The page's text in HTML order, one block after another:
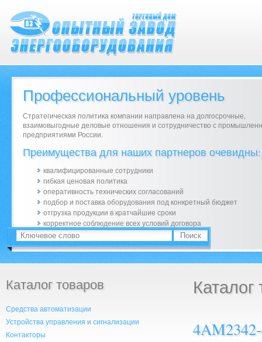
Профессиональный уровень
Стратегическая политика компании направлена на долгосрочные,
взаимовыгодные деловые отношения и сотрудничество с
предприятиями России.
Преимущества для наших партнеров очевидны:
квалифицированные сотрудники
гибкая ценовая политика
оперативность технических согласований
подбор и поставка оборудования под конкретный бюджет
отгрузка продукции в кратчайшие сроки
корректное соблюдение всех условий договора
Каталог товаров
Средства автоматизации
Устройства управления и сигнализации
Контакторы
Каталог